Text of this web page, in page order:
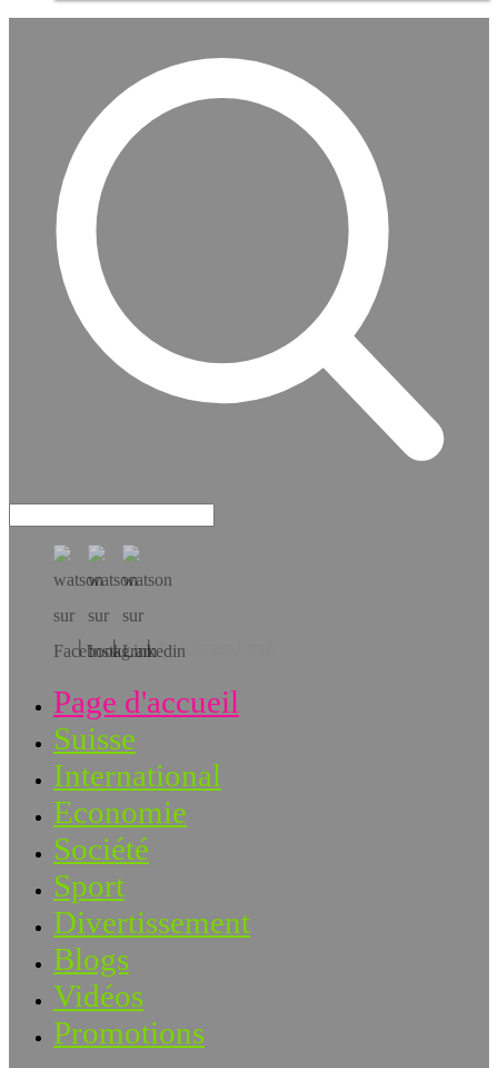
Téléchargez l’app!
Page d'accueil
Suisse
International
Economie
Société
Sport
Divertissement
Blogs
Vidéos
Promotions